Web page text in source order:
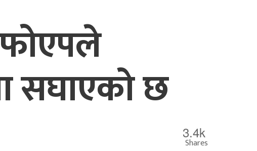
सघाएको छ
3.4k
Shares